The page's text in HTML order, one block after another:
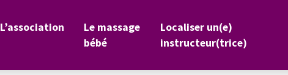
L’association
Le massage
bébé
Localiser un(e)
instructeur(trice)